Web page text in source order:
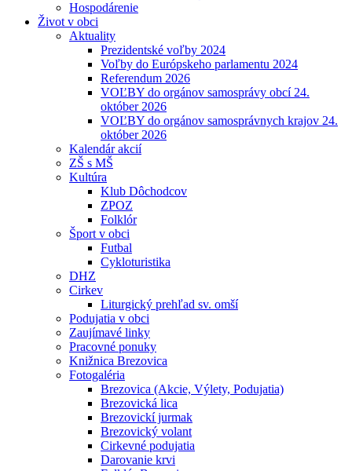
Hospodárenie
Život v obci
Aktuality
Prezidentské voľby 2024
Voľby do Európskeho parlamentu 2024
Referendum 2026
VOĽBY do orgánov samosprávy obcí 24.
október 2026
VOĽBY do orgánov samosprávnych krajov 24.
október 2026
Kalendár akcií
ZŠ s MŠ
Kultúra
Klub Dôchodcov
ZPOZ
Folklór
Šport v obci
Futbal
Cykloturistika
DHZ
Cirkev
Liturgický prehľad sv. omší
Podujatia v obci
Zaujímavé linky
Pracovné ponuky
Knižnica Brezovica
Fotogaléria
Brezovica (Akcie, Výlety, Podujatia)
Brezovická lica
Brezovickí jurmak
Brezovický volant
Cirkevné podujatia
Darovanie krvi